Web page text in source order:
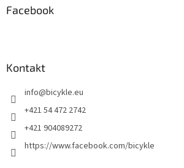
Facebook
Kontakt
info@bicykle.eu
+421 54 472 2742
+421 904089272
https://www.facebook.com/bicykle